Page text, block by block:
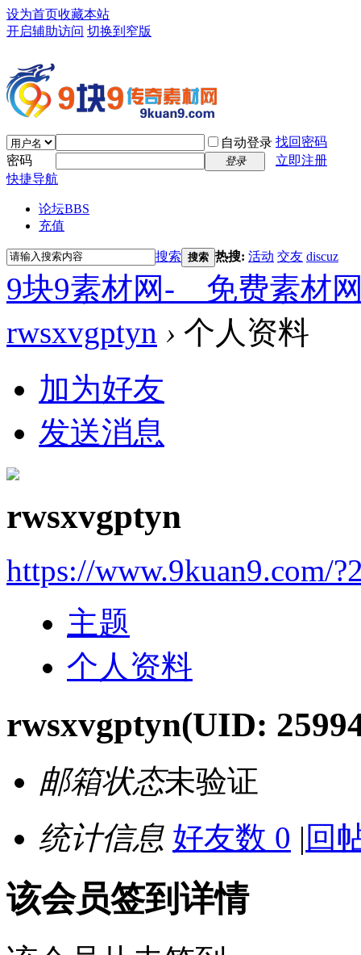
设为首页收藏本站
开启辅助访问 切换到窄版
自动登录 找回密码
密码
登录
立即注册
快捷导航
论坛BBS
充值
搜索 搜索 热搜: 活动 交友 discuz
9块9素材网-＿免费素材
rwsxvgptyn › 个人资料
加为好友
发送消息
rwsxvgptyn
https://www.9kuan9.com/
主题
个人资料
rwsxvgptyn(UID:
邮箱状态未验证
统计信息 好友数 0 | 回
该会员签到详情